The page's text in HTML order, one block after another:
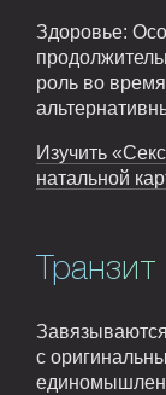
Здоровье:
роль во
Изучить
натальной
с